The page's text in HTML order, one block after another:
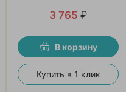
3 765 ₽
В корзину
Купить в 1 клик